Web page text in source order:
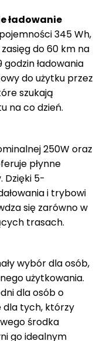
ładowanie
345 Wh,
do 60 km na
godzin ładowania
do użytku przez
szukają
na co dzień.
250W oraz
płynne
Dzięki 5-
i trybowi
się zarówno w
trasach.
wybór dla osób,
użytkowania.
dla osób o
dla tych, którzy
środka
go idealnym